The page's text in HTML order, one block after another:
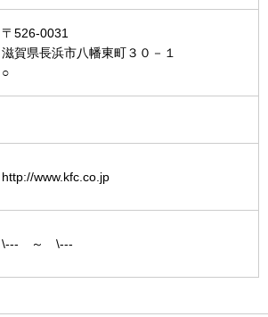
〒526-0031
滋賀県長浜市八幡東町３０－１
○
http://www.kfc.co.jp
\--- ～ \---